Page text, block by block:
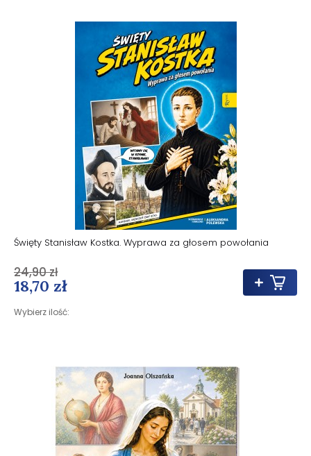
Święty Stanisław Kostka. Wyprawa za głosem powołania
18,70 zł
Wybierz ilość:
24,90 zł